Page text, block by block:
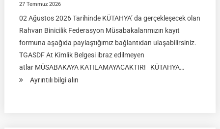
27 Temmuz 2026
02 Ağustos 2026 Tarihinde KÜTAHYA’ da gerçekleşecek olan
Rahvan Binicilik Federasyon Müsabakalarımızın kayıt
formuna aşağıda paylaştığımız bağlantıdan ulaşabilirsiniz.
TGASDF At Kimlik Belgesi ibraz edilmeyen
atlar MÜSABAKAYA KATILAMAYACAKTIR! KÜTAHYA…
Ayrıntılı bilgi alın: